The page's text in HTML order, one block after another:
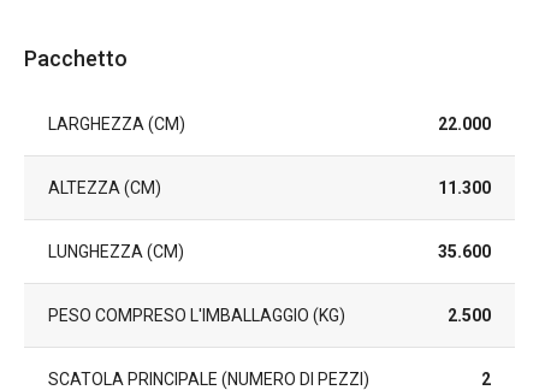
Pacchetto
LARGHEZZA (CM) 22.000
ALTEZZA (CM) 11.300
LUNGHEZZA (CM) 35.600
PESO COMPRESO L'IMBALLAGGIO (KG) 2.500
SCATOLA PRINCIPALE (NUMERO DI PEZZI) 2